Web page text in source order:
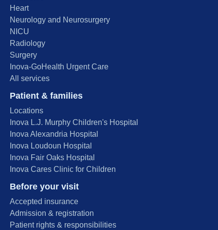
Heart
Neurology and Neurosurgery
NICU
Radiology
Surgery
Inova-GoHealth Urgent Care
All services
Patient & families
Locations
Inova L.J. Murphy Children's Hospital
Inova Alexandria Hospital
Inova Loudoun Hospital
Inova Fair Oaks Hospital
Inova Cares Clinic for Children
Before your visit
Accepted insurance
Admission & registration
Patient rights & responsibilities